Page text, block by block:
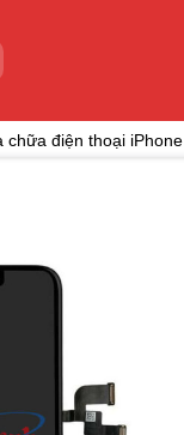
chữa điện thoại iPhone